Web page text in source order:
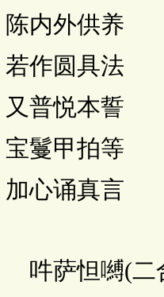
外供养
圆具法
悦本誓
甲拍等
诵真言
怛嚩(二合)[